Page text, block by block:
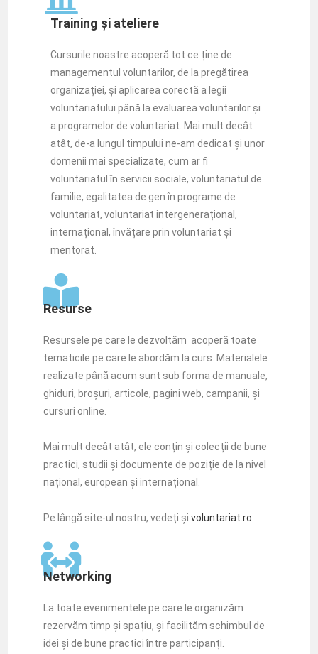
Training și ateliere
Cursurile noastre acoperă tot ce ține de
managementul voluntarilor, de la pregătirea
organizației, și aplicarea corectă a legii
voluntariatului până la evaluarea voluntarilor și
a programelor de voluntariat. Mai mult decât
atât, de-a lungul timpului ne-am dedicat și unor
domenii mai specializate, cum ar fi
voluntariatul în servicii sociale, voluntariatul de
familie, egalitatea de gen în programe de
voluntariat, voluntariat intergenerațional,
internațional, învățare prin voluntariat și
mentorat.
Resurse
Resursele pe care le dezvoltăm acoperă toate
tematicile pe care le abordăm la curs. Materialele
realizate până acum sunt sub forma de manuale,
ghiduri, broșuri, articole, pagini web, campanii, și
cursuri online.
Mai mult decât atât, ele conțin și colecții de bune
practici, studii și documente de poziție de la nivel
național, european și internațional.
Pe lângă site-ul nostru, vedeți șivoluntariat.ro
Networking
La toate evenimentele pe care le organizăm
rezervăm timp și spațiu, și facilităm schimbul de
idei și de bune practici între participanți.